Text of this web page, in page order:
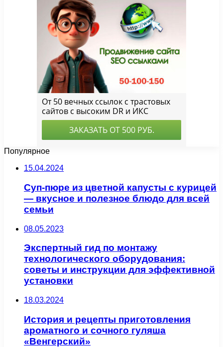
Популярное
15.04.2024
Суп-пюре из цветной капусты с курицей
— вкусное и полезное блюдо для всей
семьи
08.05.2023
Экспертный гид по монтажу
технологического оборудования:
советы и инструкции для эффективной
установки
18.03.2024
История и рецепты приготовления
ароматного и сочного гуляша
«Венгерский»